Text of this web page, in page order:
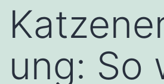
ung: So